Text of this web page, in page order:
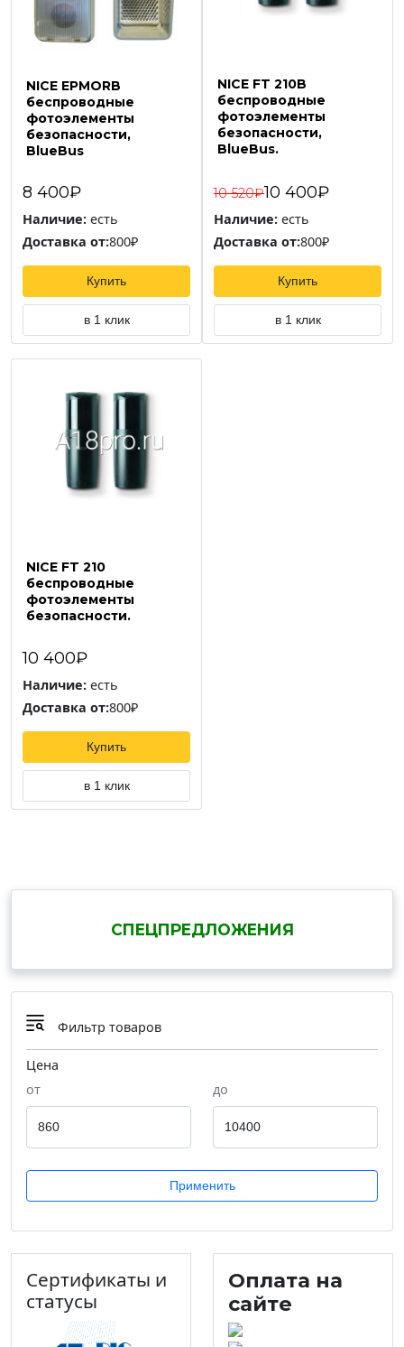
СПЕЦПРЕДЛОЖЕНИЯ
Фильтр товаров
Цена
от
до
Применить
Сертификаты и
статусы
Оплата на
сайте
NICE EPMORB
беспроводные
фотоэлементы
безопасности,
BlueBus
8 400₽
Наличие: есть
Доставка от:800₽
Купить
в 1 клик
NICE FT 210B
беспроводные
фотоэлементы
безопасности,
BlueBus.
10 520₽10 400₽
Наличие: есть
Доставка от:800₽
Купить
в 1 клик
NICE FT 210
беспроводные
фотоэлементы
безопасности.
10 400₽
Наличие: есть
Доставка от:800₽
Купить
в 1 клик